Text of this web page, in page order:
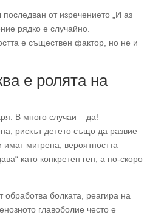
от изречението „И аз
рядко е случайно.
е съществен фактор, но не и
е ролята на
В много случаи – да!
рискът детето също да развие
мигрена, вероятността
като конкретен ген, а по-скоро
обработва болката, реагира на
главоболие често е